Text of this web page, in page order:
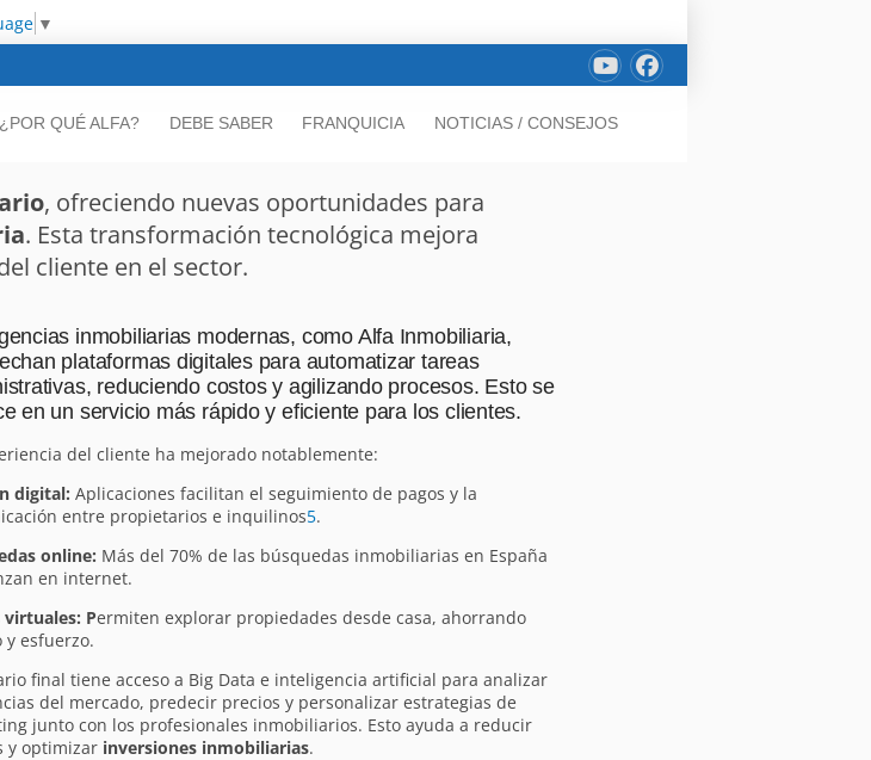
▼
¿POR QUÉ ALFA? DEBE SABER FRANQUICIA NOTICIAS / CONSEJOS
, ofreciendo nuevas oportunidades para
. Esta transformación tecnológica mejora
cliente en el sector.
inmobiliarias modernas, como Alfa Inmobiliaria,
plataformas digitales para automatizar tareas
reduciendo costos y agilizando procesos. Esto se
en un servicio más rápido y eficiente para los clientes.
del cliente ha mejorado notablemente:
digital: Aplicaciones facilitan el seguimiento de pagos y la
entre propietarios e inquilinos5.
online: Más del 70% de las búsquedas inmobiliarias en España
en internet.
virtuales: Permiten explorar propiedades desde casa, ahorrando
y esfuerzo.
final tiene acceso a Big Data e inteligencia artificial para analizar
del mercado, predecir precios y personalizar estrategias de
junto con los profesionales inmobiliarios. Esto ayuda a reducir
y optimizarinversiones inmobiliarias.